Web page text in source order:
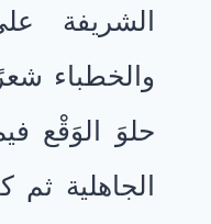
الشريفة
والخطباء
حلوَ الوَقْع
الجاهلية